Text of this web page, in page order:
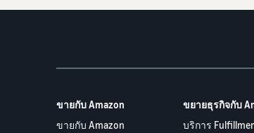
ขายกับ Amazon
ขายกับ Amazon
ขยายธุรกิจกับ
บริการ